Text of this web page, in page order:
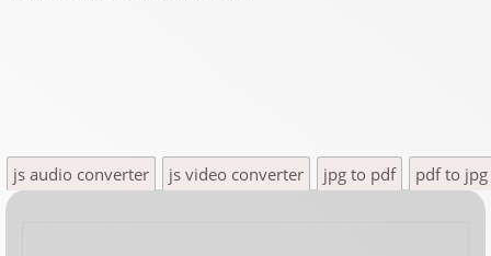
js audio converter js video converter jpg to pdf pdf to jpg